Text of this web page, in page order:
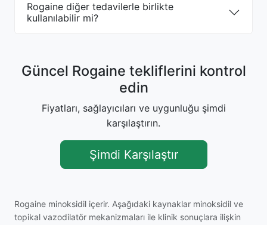
Rogaine diğer tedavilerle birlikte
kullanılabilir mi?
Güncel Rogaine tekliflerini kontrol
edin
Fiyatları, sağlayıcıları ve uygunluğu şimdi
karşılaştırın.
Şimdi Karşılaştır
Rogaine minoksidil içerir. Aşağıdaki kaynaklar minoksidil ve
topikal vazodilatör mekanizmaları ile klinik sonuçlara ilişkin